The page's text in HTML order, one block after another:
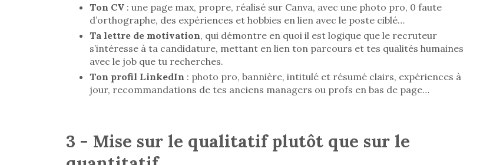
Ton CV : une page max, propre, réalisé sur Canva, avec une photo pro, 0 faute
d’orthographe, des expériences et hobbies en lien avec le poste ciblé…
Ta lettre de motivation, qui démontre en quoi il est logique que le recruteur
s’intéresse à ta candidature, mettant en lien ton parcours et tes qualités humaines
avec le job que tu recherches.
Ton profil LinkedIn : photo pro, bannière, intitulé et résumé clairs, expériences à
jour, recommandations de tes anciens managers ou profs en bas de page…
3 - Mise sur le qualitatif plutôt que sur le